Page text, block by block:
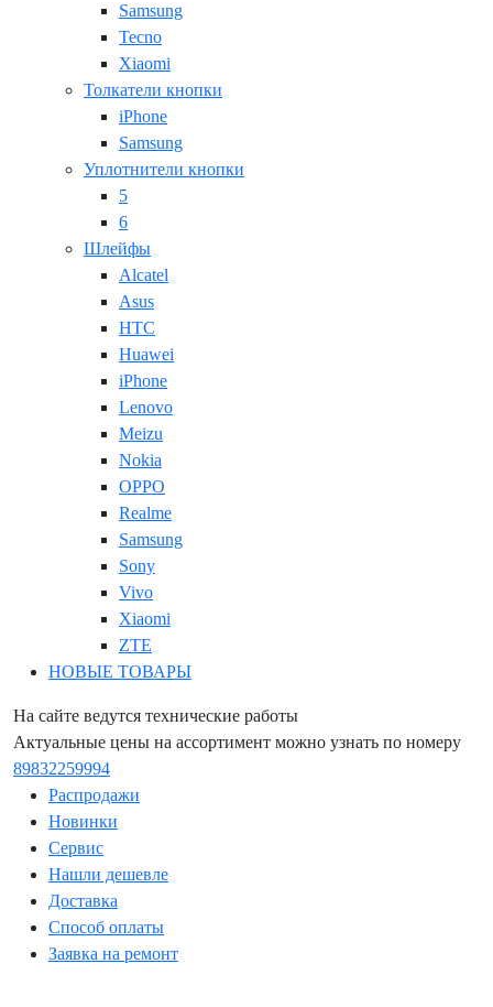
Samsung
Tecno
Xiaomi
Толкатели кнопки
iPhone
Samsung
Уплотнители кнопки
5
6
Шлейфы
Alcatel
Asus
HTC
Huawei
iPhone
Lenovo
Meizu
Nokia
OPPO
Realme
Samsung
Sony
Vivo
Xiaomi
ZTE
НОВЫЕ ТОВАРЫ
На сайте ведутся технические работы
Актуальные цены на ассортимент можно узнать по номеру
89832259994
Распродажи
Новинки
Сервис
Нашли дешевле
Доставка
Способ оплаты
Заявка на ремонт